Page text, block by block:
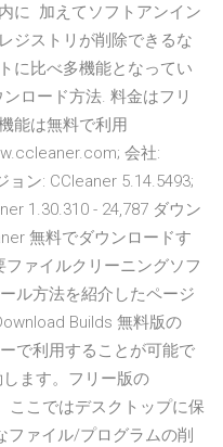
に 加えてソフトアンイン
ジストリが削除できるな
に比べ多機能となってい
ロード方法. 料金はフリ
能は無料で利用
会社:
ン: CCleaner 5.14.5493;
1.30.310 - 24,787 ダウン
無料でダウンロードす
ファイルクリーニングソフ
ル方法を紹介したページ
Builds 無料版の
で利用することが可能で
ます。フリー版の
ここではデスクトップに保
ファイル/プログラムの削